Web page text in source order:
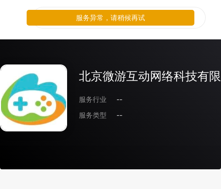
北京微游互动网络科技有
服务行业
--
服务类型
--
服务异常，请稍候再试